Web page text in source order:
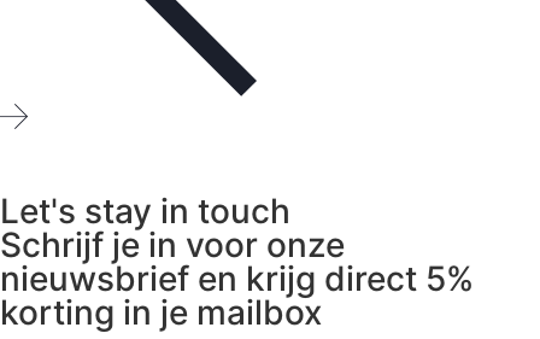
Let's stay in touch
Schrijf je in voor onze
nieuwsbrief en krijg direct 5%
korting in je mailbox